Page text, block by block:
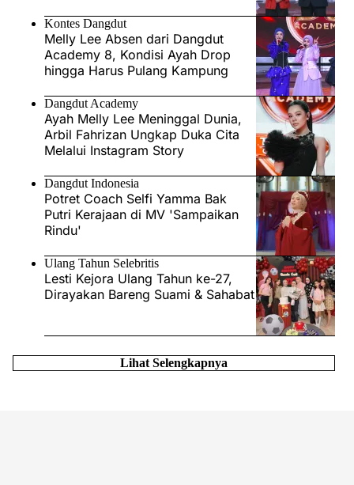
Kontes Dangdut
Melly Lee Absen dari Dangdut
Academy 8, Kondisi Ayah Drop
hingga Harus Pulang Kampung
Dangdut Academy
Ayah Melly Lee Meninggal Dunia,
Arbil Fahrizan Ungkap Duka Cita
Melalui Instagram Story
Dangdut Indonesia
Potret Coach Selfi Yamma Bak
Putri Kerajaan di MV 'Sampaikan
Rindu'
Ulang Tahun Selebritis
Lesti Kejora Ulang Tahun ke-27,
Dirayakan Bareng Suami & Sahabat
Lihat Selengkapnya